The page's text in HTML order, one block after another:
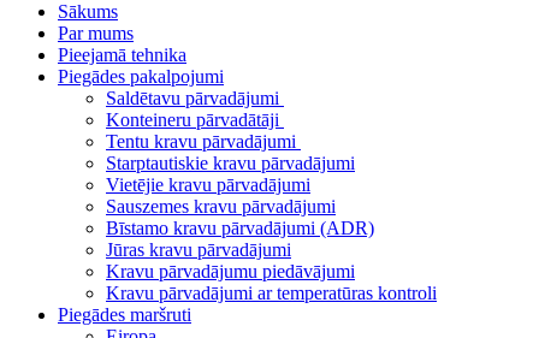
Sākums
Par mums
Pieejamā tehnika
Piegādes pakalpojumi
Saldētavu pārvadājumi
Konteineru pārvadātāji
Tentu kravu pārvadājumi
Starptautiskie kravu pārvadājumi
Vietējie kravu pārvadājumi
Sauszemes kravu pārvadājumi
Bīstamo kravu pārvadājumi (ADR)
Jūras kravu pārvadājumi
Kravu pārvadājumu piedāvājumi
Kravu pārvadājumi ar temperatūras kontroli
Piegādes maršruti